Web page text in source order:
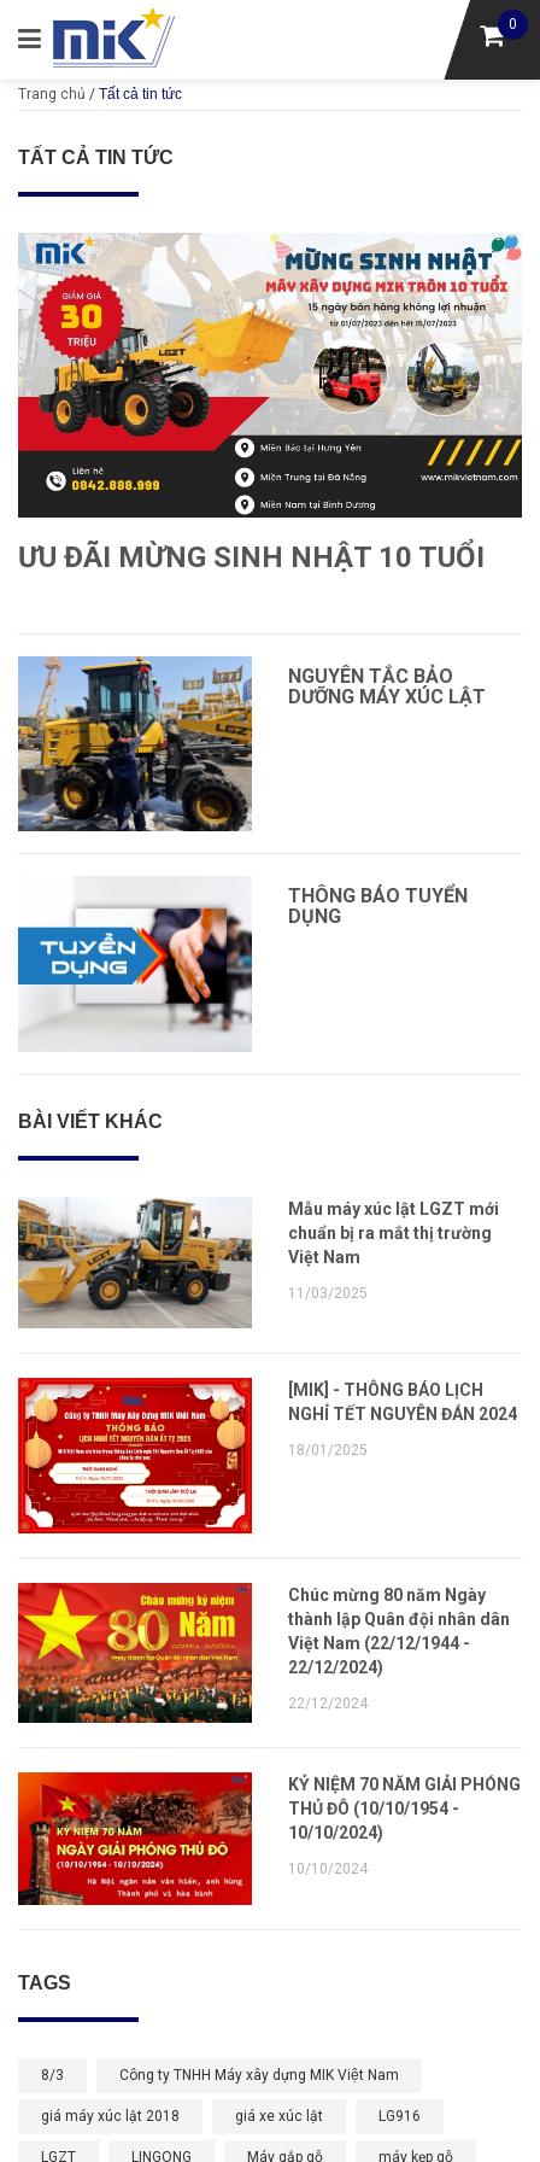
0
Trang chủ / Tất cả tin tức
TẤT CẢ TIN TỨC
ƯU ĐÃI MỪNG SINH NHẬT 10 TUỔI
NGUYÊN TẮC BẢO
DƯỠNG MÁY XÚC LẬT
THÔNG BÁO TUYỂN
DỤNG
BÀI VIẾT KHÁC
Mẫu máy xúc lật LGZT mới
chuẩn bị ra mắt thị trường
Việt Nam
11/03/2025
[MIK] - THÔNG BÁO LỊCH
NGHỈ TẾT NGUYÊN ĐÁN 2024
18/01/2025
Chúc mừng 80 năm Ngày
thành lập Quân đội nhân dân
Việt Nam (22/12/1944 -
22/12/2024)
22/12/2024
KỶ NIỆM 70 NĂM GIẢI PHÓNG
THỦ ĐÔ (10/10/1954 -
10/10/2024)
10/10/2024
TAGS
8/3 Công ty TNHH Máy xây dựng MIK Việt Nam
giá máy xúc lật 2018 giá xe xúc lật LG916
LGZT LINGONG Máy gắp gỗ máy kẹp gỗ